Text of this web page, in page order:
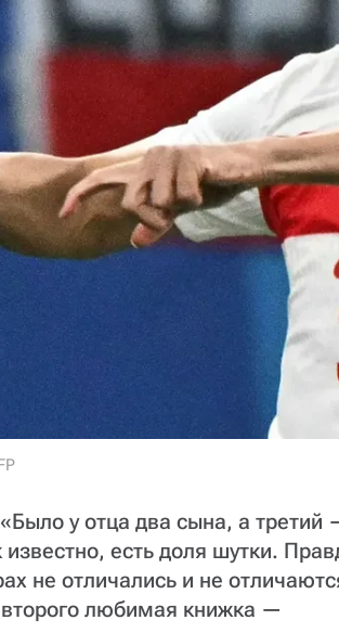
у отца два сына, а третий
есть доля шутки.
не отличались и не
любимая книжка —